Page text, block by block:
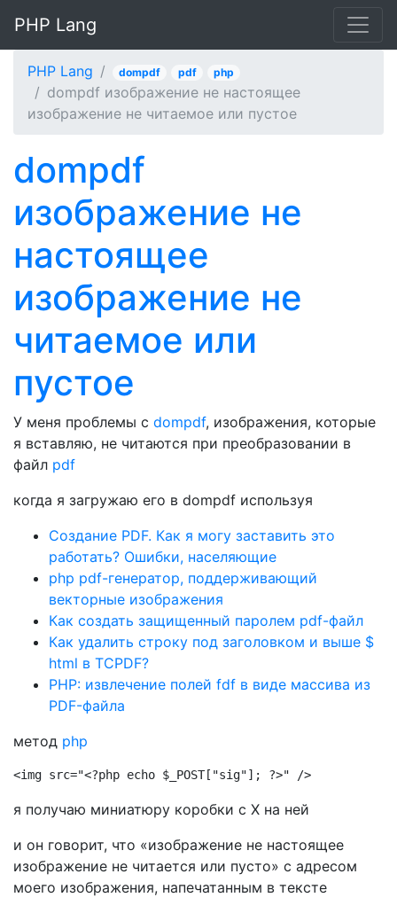
PHP Lang
PHP Lang dompdf pdf php
dompdf изображение не настоящее
изображение не читаемое или пустое
dompdf
изображение не
настоящее
изображение не
читаемое или
пустое
У меня проблемы с dompdf, изображения, которые
я вставляю, не читаются при преобразовании в
файл pdf
когда я загружаю его в dompdf используя
Создание PDF. Как я могу заставить это
работать? Ошибки, населяющие
php pdf-генератор, поддерживающий
векторные изображения
Как создать защищенный паролем pdf-файл
Как удалить строку под заголовком и выше $
html в TCPDF?
PHP: извлечение полей fdf в виде массива из
PDF-файла
метод php
<img src="<?php echo $_POST["sig"]; ?>" />
я получаю миниатюру коробки с X на ней
и он говорит, что «изображение не настоящее
изображение не читается или пусто» с адресом
моего изображения, напечатанным в тексте